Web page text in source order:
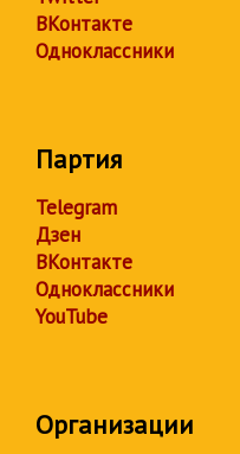
ВКонтакте
Одноклассники
Партия
Telegram
Дзен
ВКонтакте
Одноклассники
YouTube
Организации